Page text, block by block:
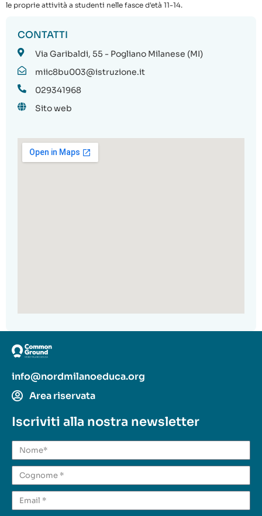
le proprie attività a studenti nelle fasce d'età 11-14.
CONTATTI
Via Garibaldi, 55 - Pogliano Milanese (MI)
miic8bu003@istruzione.it
029341968
Sito web
info@nordmilanoeduca.org
Area riservata
Iscriviti alla nostra newsletter